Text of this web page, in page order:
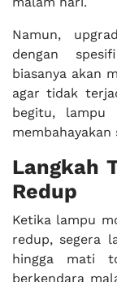
Namun,
dengan
biasanya akan
agar tidak
begitu, lampu
Langkah
Redup
Ketika lampu
redup, segera
hingga mati
berkendara